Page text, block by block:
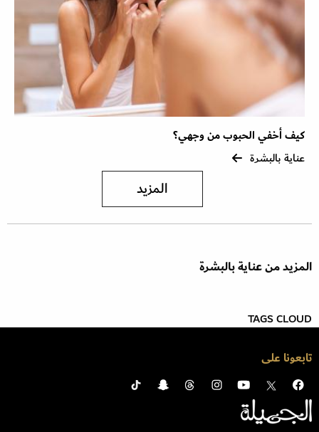
كيف أخفي الحبوب من وجهي؟
عناية بالبشرة
المزيد
المزيد من عناية بالبشرة
TAGS CLOUD
تابعونا على